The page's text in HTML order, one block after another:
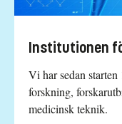
Institutionen
Vi har sedan
forskning,
medicinsk teknik.